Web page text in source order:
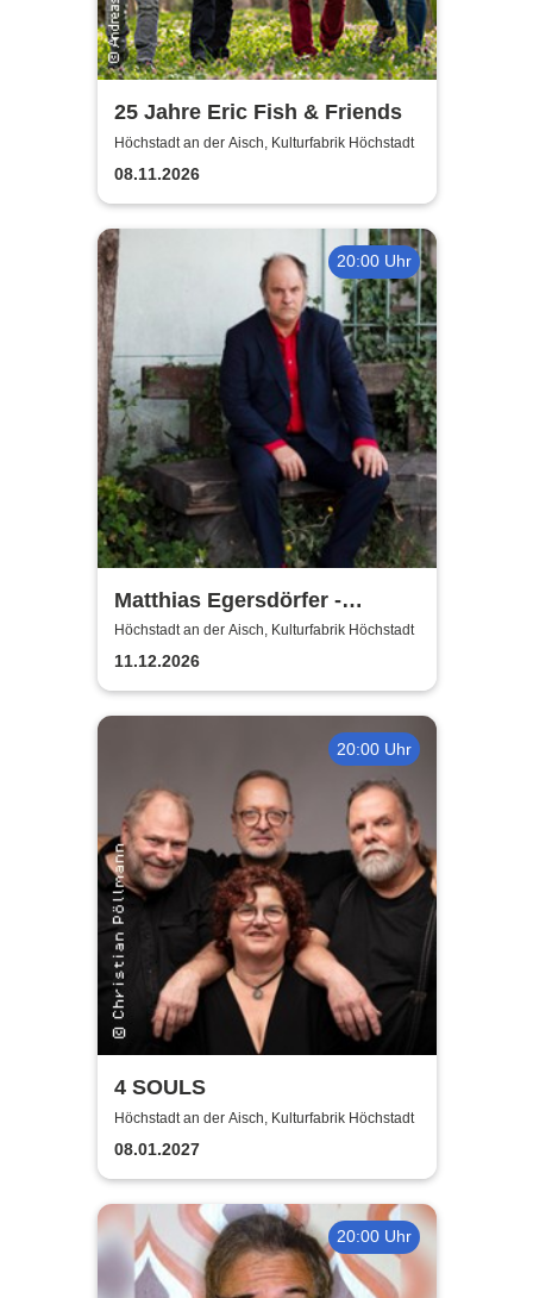
25 Jahre Eric Fish & Friends
Höchstadt an der Aisch, Kulturfabrik Höchstadt
08.11.2026
20:00 Uhr
Matthias Egersdörfer -
langsam
Höchstadt an der Aisch, Kulturfabrik Höchstadt
11.12.2026
20:00 Uhr
4 SOULS
Höchstadt an der Aisch, Kulturfabrik Höchstadt
08.01.2027
20:00 Uhr